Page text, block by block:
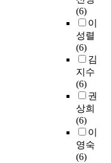
(6)
이
성렬
(6)
김
지수
(6)
권
상희
(6)
이
영숙
(6)